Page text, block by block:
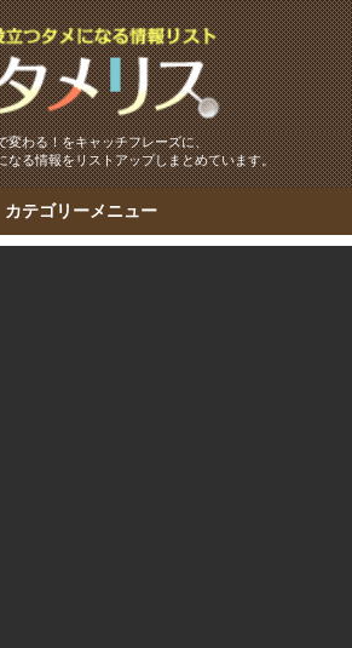
変わる！をキャッチフレーズに、
なる情報をリストアップしまとめています。
カテゴリーメニュー